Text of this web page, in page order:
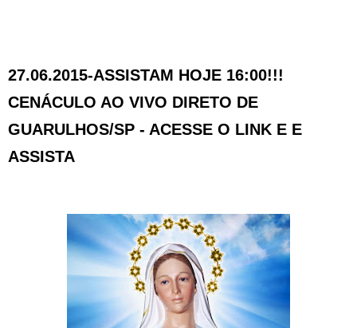
27.06.2015-ASSISTAM HOJE 16:00!!!
CENÁCULO AO VIVO DIRETO DE
GUARULHOS/SP - ACESSE O LINK E E
ASSISTA